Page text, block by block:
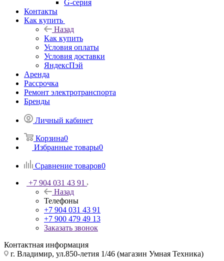
G-серия
Контакты
Как купить
Назад
Как купить
Условия оплаты
Условия доставки
ЯндексПэй
Аренда
Рассрочка
Ремонт электротранспорта
Бренды
Личный кабинет
Корзина0
Избранные товары0
Сравнение товаров0
+7 904 031 43 91
Назад
Телефоны
+7 904 031 43 91
+7 900 479 49 13
Заказать звонок
Контактная информация
г. Владимир, ул.850-летия 1/46 (магазин Умная Техника)